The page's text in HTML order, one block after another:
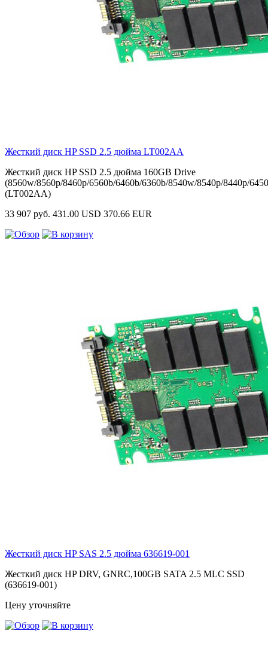
Жесткий диск HP SSD 2.5 дюйма LT002AA
Жесткий диск HP SSD 2.5 дюйма 160GB Drive
(8560w/8560p/8460p/6560b/6460b/6360b/8540w/8540p/8440p/
(LT002AA)
33 907 руб. 431.00 USD 370.66 EUR
Жесткий диск HP SAS 2.5 дюйма 636619-001
Жесткий диск HP DRV, GNRC,100GB SATA 2.5 MLC SSD
(636619-001)
Цену уточняйте